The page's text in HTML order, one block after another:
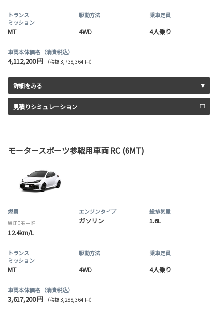
トランス
ミッション
MT
駆動方法
4WD
乗車定員
4人乗り
車両本体価格 （消費税込）
4,112,200 円 （税抜 3,738,364 円）
詳細をみる
見積りシミュレーション
モータースポーツ参戦用車両 RC (6MT)
燃費
WLTCモード
12.4km/L
エンジンタイプ
ガソリン
総排気量
1.6L
トランス
ミッション
MT
駆動方法
4WD
乗車定員
4人乗り
車両本体価格 （消費税込）
3,617,200 円 （税抜 3,288,364 円）